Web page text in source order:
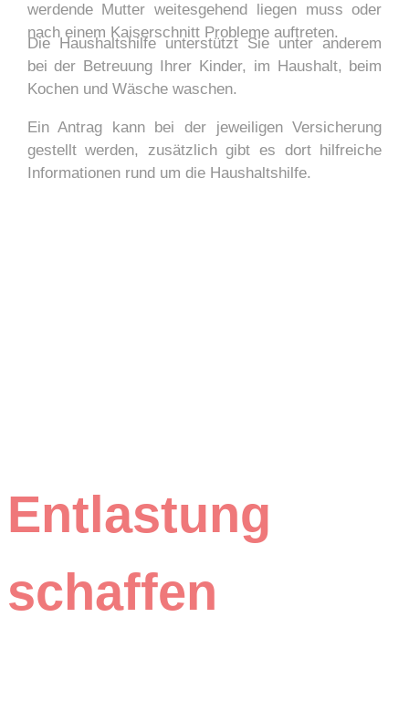
werdende Mutter weitesgehend liegen muss oder
nach einem Kaiserschnitt Probleme auftreten.
Die Haushaltshilfe unterstützt Sie unter anderem
bei der Betreuung Ihrer Kinder, im Haushalt, beim
Kochen und Wäsche waschen.
Ein Antrag kann bei der jeweiligen Versicherung
gestellt werden, zusätzlich gibt es dort hilfreiche
Informationen rund um die Haushaltshilfe.
Entlastung
schaffen